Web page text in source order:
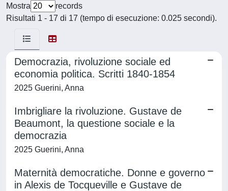
Mostra
records
Risultati 1 - 17 di 17 (tempo di esecuzione: 0.025 secondi).
Democrazia, rivoluzione sociale ed
economia politica. Scritti 1840-1854
2025 Guerini, Anna
Imbrigliare la rivoluzione. Gustave de
Beaumont, la questione sociale e la
democrazia
2025 Guerini, Anna
Maternità democratiche. Donne e governo
in Alexis de Tocqueville e Gustave de